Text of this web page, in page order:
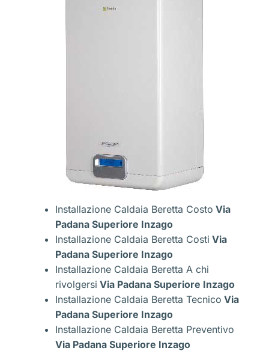
Installazione Caldaia Beretta Costo Via
Padana Superiore Inzago
Installazione Caldaia Beretta Costi Via
Padana Superiore Inzago
Installazione Caldaia Beretta A chi
rivolgersi Via Padana Superiore Inzago
Installazione Caldaia Beretta Tecnico Via
Padana Superiore Inzago
Installazione Caldaia Beretta Preventivo
Via Padana Superiore Inzago